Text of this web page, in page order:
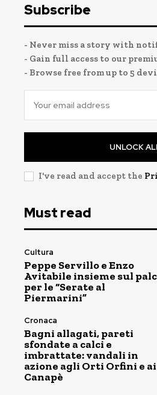
Subscribe
- Never miss a story with
- Gain full access to our
- Browse free from up to 5
UNLOCK
I've read and accept the
Must read
Cultura
Peppe Servillo e Enzo
Avitabile insieme sul
per le “Serate al
Piermarini”
Cronaca
Bagni allagati, pareti
sfondate a calci e
imbrattate: vandali in
azione agli Orti Orfini e ai
Canapè